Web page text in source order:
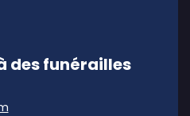
des funérailles